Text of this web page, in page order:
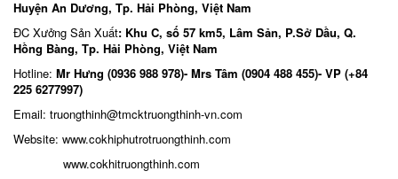
Huyện An Dương, Tp. Hải Phòng, Việt Nam
ĐC Xưởng Sản Xuất: Khu C, số 57 km5, Lâm Sản, P.Sở Dầu, Q.
Hồng Bàng, Tp. Hải Phòng, Việt Nam
Hotline: Mr Hưng (0936 988 978)- Mrs Tâm (0904 488 455)- VP (+84
225 6277997)
Email: truongthinh@tmcktruongthinh-vn.com
Website: www.cokhiphutrotruongthinh.com
www.cokhitruongthinh.com